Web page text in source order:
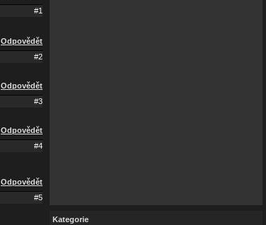
#1
Odpovědět
#2
Odpovědět
#3
Odpovědět
#4
Odpovědět
#5
Kategorie